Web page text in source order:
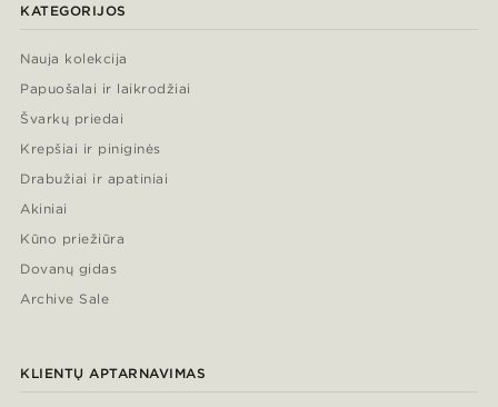
KATEGORIJOS
Nauja kolekcija
Papuošalai ir laikrodžiai
Švarkų priedai
Krepšiai ir piniginės
Drabužiai ir apatiniai
Akiniai
Kūno priežiūra
Dovanų gidas
Archive Sale
KLIENTŲ APTARNAVIMAS